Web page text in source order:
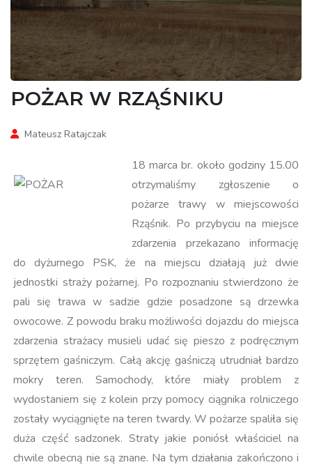
POŻAR W RZĄŚNIKU
Mateusz Ratajczak
18 marca br. około godziny 15.00
otrzymaliśmy zgłoszenie o
pożarze trawy w miejscowości
Rząśnik. Po przybyciu na miejsce
zdarzenia przekazano informację
do dyżurnego PSK, że na miejscu działają już dwie
jednostki straży pożarnej. Po rozpoznaniu stwierdzono że
pali się trawa w sadzie gdzie posadzone są drzewka
owocowe. Z powodu braku możliwości dojazdu do miejsca
zdarzenia strażacy musieli udać się pieszo z podręcznym
sprzętem gaśniczym. Całą akcję gaśniczą utrudniał bardzo
mokry teren. Samochody, które miały problem z
wydostaniem się z kolein przy pomocy ciągnika rolniczego
zostały wyciągnięte na teren twardy. W pożarze spaliła się
duża część sadzonek. Straty jakie poniósł właściciel na
chwile obecną nie są znane. Na tym działania zakończono i